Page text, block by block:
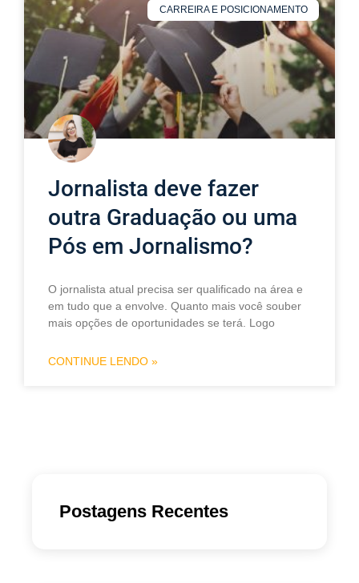
CARREIRA E POSICIONAMENTO
Jornalista deve fazer
outra Graduação ou uma
Pós em Jornalismo?
O jornalista atual precisa ser qualificado na área e
em tudo que a envolve. Quanto mais você souber
mais opções de oportunidades se terá. Logo
CONTINUE LENDO »
Postagens Recentes